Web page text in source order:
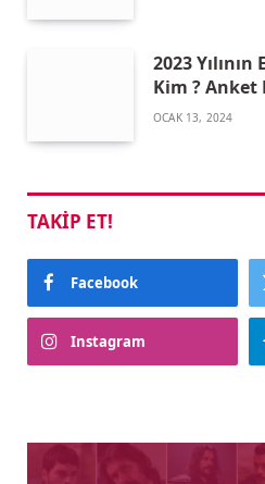
2023
Kim ? Anket
OCAK 13, 2024
TAKIP ET!
Facebook
Instagram